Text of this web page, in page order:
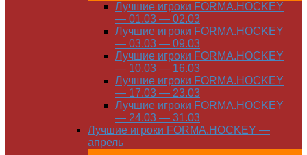
Лучшие игроки FORMA.HOCKEY
— 01.03 — 02.03
Лучшие игроки FORMA.HOCKEY
— 03.03 — 09.03
Лучшие игроки FORMA.HOCKEY
— 10.03 — 16.03
Лучшие игроки FORMA.HOCKEY
— 17.03 — 23.03
Лучшие игроки FORMA.HOCKEY
— 24.03 — 31.03
Лучшие игроки FORMA.HOCKEY —
апрель